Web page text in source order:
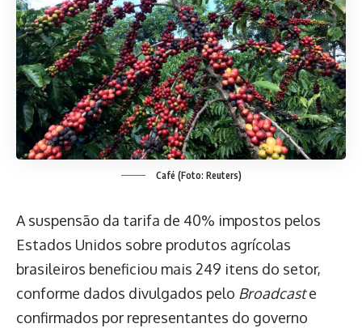
Café (Foto: Reuters)
A suspensão da tarifa de 40% impostos pelos
Estados Unidos sobre produtos agrícolas
brasileiros beneficiou mais 249 itens do setor,
conforme dados divulgados pelo Broadcaste
confirmados por representantes do governo